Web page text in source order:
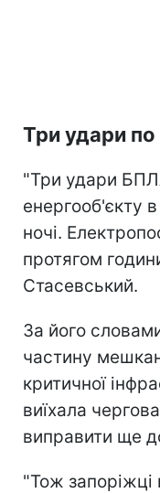
Три удари по
"Три удари
енергооб'єкту
ночі.
протягом
Стасевський.
За його
частину
критичної
виїхала
виправити ще
"Тож запоріжці